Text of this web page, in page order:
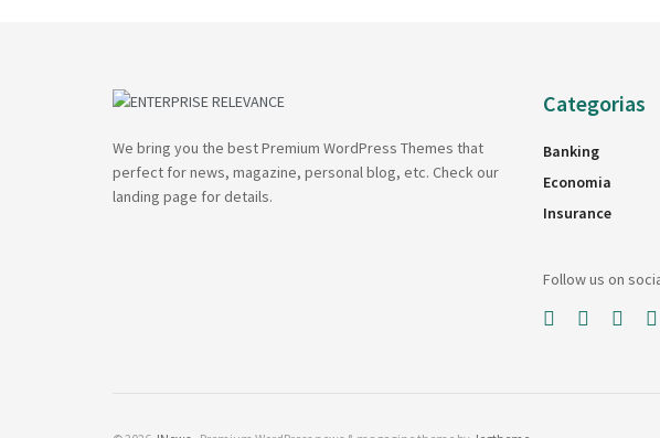
We bring you the best Premium WordPress Themes that
perfect for news, magazine, personal blog, etc. Check our
landing page for details.
Categorias
Banking
Economia
Insurance
Follow us on